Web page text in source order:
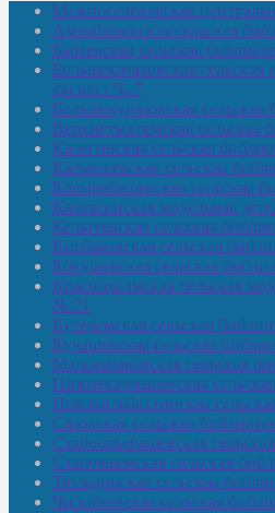
Межпоселенческая
Амзибашевская сельская
Бабаевская сельская
Большекачаковская
филиал № 7
Большекуразовская
Верхнетыхтемская
Калегинская сельская
Калмашевская сельская
Калмиябашевская сельская
Калтасинская модельная
Кельтеевская сельская
Киебаковская сельская
Кокушевская сельская
Краснохолмская сельская
№ 21
Кутеремская сельская
Кучашевская сельская
Малокачаковская сельская
Нижнекачмашевская
Новокильбахтинская
Сазовская сельская
Староорьебашевская
Старояшевская сельская
Тюльдинская сельская
Чилибеевская сельская